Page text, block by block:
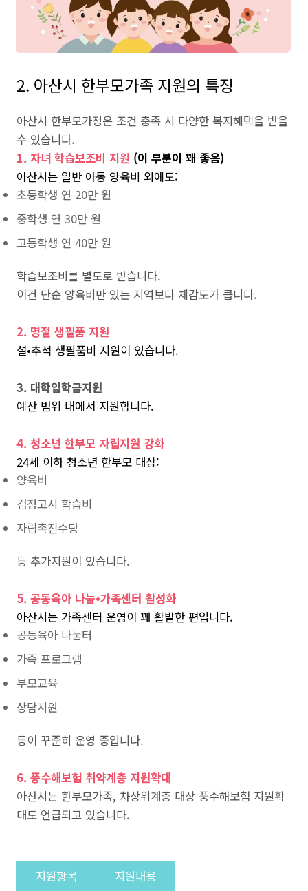
2. 아산시 한부모가족 지원의 특징
아산시 한부모가정은 조건 충족 시 다양한 복지혜택을 받을
수 있습니다.
1. 자녀 학습보조비 지원 (이 부분이 꽤 좋음)
아산시는 일반 아동 양육비 외에도:
초등학생 연 20만 원
중학생 연 30만 원
고등학생 연 40만 원
학습보조비를 별도로 받습니다.
이건 단순 양육비만 있는 지역보다 체감도가 큽니다.
2. 명절 생필품 지원
설•추석 생필품비 지원이 있습니다.
3. 대학입학금지원
예산 범위 내에서 지원합니다.
4. 청소년 한부모 자립지원 강화
24세 이하 청소년 한부모 대상:
양육비
검정고시 학습비
자립촉진수당
등 추가지원이 있습니다.
5. 공동육아 나눔•가족센터 활성화
아산시는 가족센터 운영이 꽤 활발한 편입니다.
공동육아 나눔터
가족 프로그램
부모교육
상담지원
등이 꾸준히 운영 중입니다.
6. 풍수해보험 취약계층 지원확대
아산시는 한부모가족, 차상위계층 대상 풍수해보험 지원확
대도 언급되고 있습니다.
지원항목
지원내용